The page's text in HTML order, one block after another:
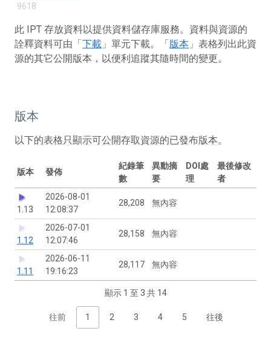
9618
此 IPT 存放資料以提供資料儲存庫服務。資料與資源的
詮釋資料可由「下載 」單元下載。「版本 」表格列出此資
源的其它公開版本，以便利追蹤其隨時間的變更。
版本
以下的表格只顯示可公開存取資源的已發布版本。
版本 發佈
紀錄筆
數
異動摘
要
DOI處
理
最後修改
者
1.13
2026-08-01
12:08:37
28,208 無內容
1.12
2026-07-01
12:07:46
28,158 無內容
1.11
2026-06-11
19:16:23
28,117 無內容
顯示 1 至 3 共 14
往前 1 2 3 4 5 往後